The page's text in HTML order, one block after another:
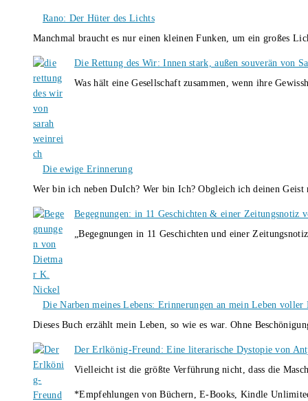
Rano: Der Hüter des Lichts
Manchmal braucht es nur einen kleinen Funken, um ein großes
Die Rettung des Wir: Innen stark, außen souverän von
Was hält eine Gesellschaft zusammen, wenn ihre
Die ewige Erinnerung
Wer bin ich neben DuIch? Wer bin Ich? Obgleich ich deinen
Begegnungen: in 11 Geschichten & einer Zeitungsnotiz
„Begegnungen in 11 Geschichten und einer
Die Narben meines Lebens: Erinnerungen an mein Leben
Dieses Buch erzählt mein Leben, so wie es war. Ohne
Der Erlkönig-Freund: Eine literarische Dystopie von
Vielleicht ist die größte Verführung nicht, dass die
*Empfehlungen von Büchern, E-Books, Kindle